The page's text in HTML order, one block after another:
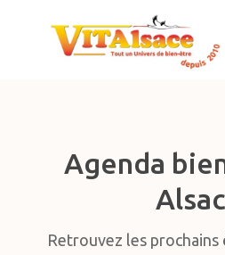
Agenda
Retrouvez les prochains